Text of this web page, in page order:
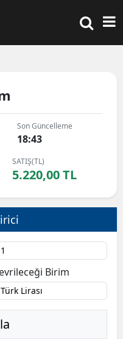
Son Güncelleme
18:43
SATIŞ(TL)
5.220,00 TL
Birim